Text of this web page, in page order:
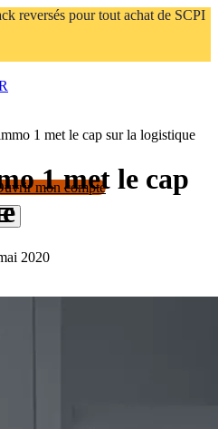
reversés pour tout achat de SCPI
mon compte
1 met le cap sur la logistique
1 met le cap
2020